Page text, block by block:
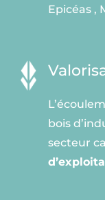
Epicéas ,
bois
secteur